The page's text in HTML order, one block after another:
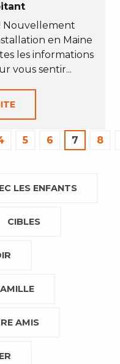
Nouvellement
en Maine
les informations
vous sentir...
5 6 7 8
LES ENFANTS
CIBLES
AMIS